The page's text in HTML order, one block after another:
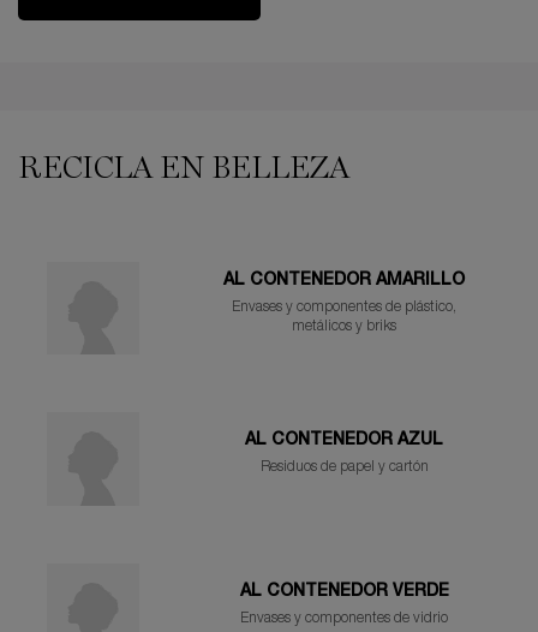
RECICLA EN BELLEZA
AL CONTENEDOR AMARILLO
Envases y componentes de plástico,
metálicos y briks
AL CONTENEDOR AZUL
Residuos de papel y cartón
AL CONTENEDOR VERDE
Envases y componentes de vidrio